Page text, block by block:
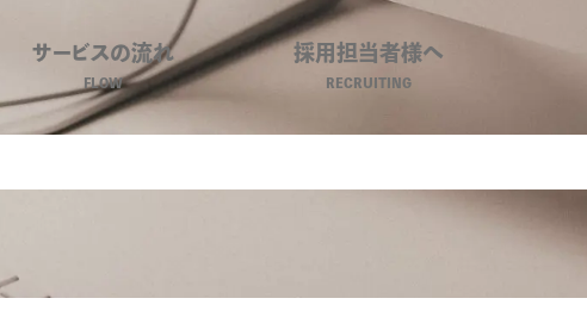
サービスの流れ
FLOW
採用担当者様へ
RECRUITING
ネスキャリア